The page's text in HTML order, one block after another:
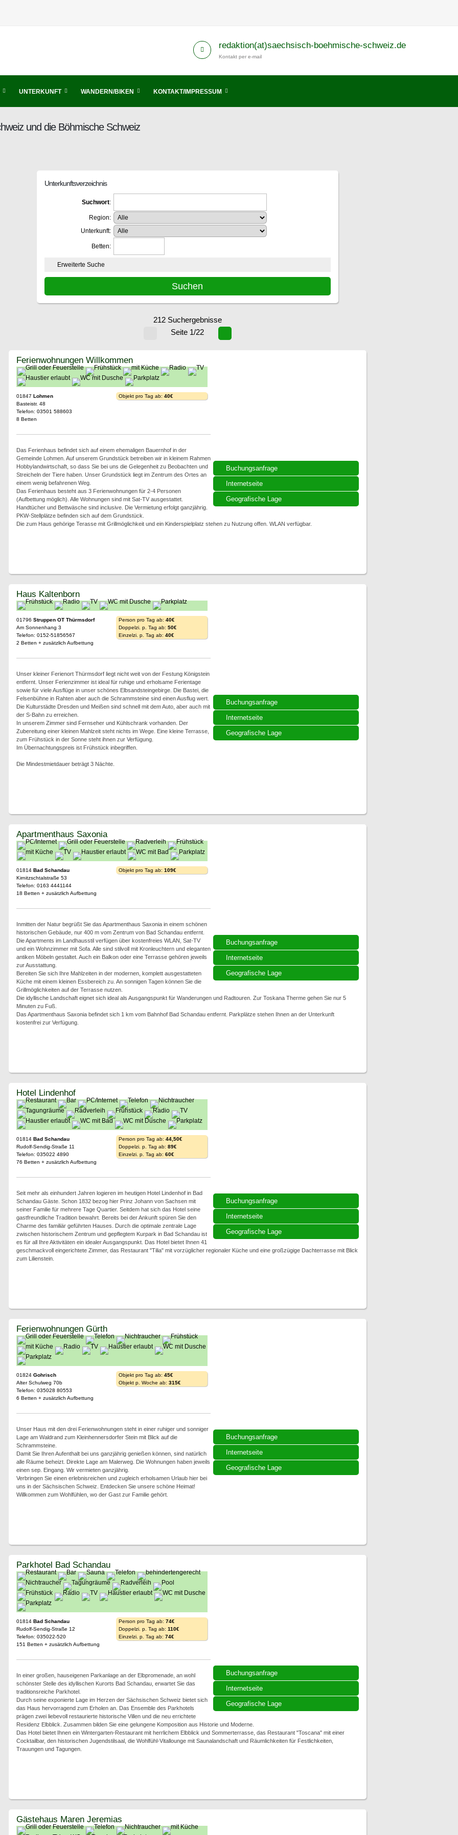
redaktion(at)saechsisch-boehmische-schweiz.de
Kontakt per e-mail
UNTERKUNFT WANDERN/BIKEN KONTAKT/IMPRESSUM
und die Böhmische Schweiz
Unterkunftsverzeichnis
Suchwort:
Region:
Unterkunft:
Betten:
Erweiterte Suche
212 Suchergebnisse
Seite 1/22
Buchungsanfrage
Internetseite
Geografische Lage
Ferienwohnungen Willkommen
01847 Lohmen
Basteistr. 48
Telefon: 03501 588603
8 Betten
Objekt pro Tag ab: 40€
Das Ferienhaus befindet sich auf einem ehemaligen Bauernhof in der
Gemeinde Lohmen. Auf unserem Grundstück betreiben wir in kleinem Rahmen
Hobbylandwirtschaft, so dass Sie bei uns die Gelegenheit zu Beobachten und
Streicheln der Tiere haben. Unser Grundstück liegt im Zentrum des Ortes an
einem wenig befahrenen Weg.
Das Ferienhaus besteht aus 3 Ferienwohnungen für 2-4 Personen
(Aufbettung möglich). Alle Wohnungen sind mit Sat-TV ausgestattet.
Handtücher und Bettwäsche sind inclusive. Die Vermietung erfolgt ganzjährig.
PKW-Stellplätze befinden sich auf dem Grundstück.
Die zum Haus gehörige Terasse mit Grillmöglichkeit und ein Kinderspielplatz stehen zu Nutzung offen. WLAN verfügbar.
Buchungsanfrage
Internetseite
Geografische Lage
Haus Kaltenborn
01796 Struppen OT Thürmsdorf
Am Sonnenhang 3
Telefon: 0152-51856567
2 Betten + zusätzlich Aufbettung
Person pro Tag ab: 40€
Doppelzi. p. Tag ab: 50€
Einzelzi. p. Tag ab: 40€
Unser kleiner Ferienort Thürmsdorf liegt nicht weit von der Festung Königstein
entfernt. Unser Ferienzimmer ist ideal für ruhige und erholsame Ferientage
sowie für viele Ausflüge in unser schönes Elbsandsteingebirge. Die Bastei, die
Felsenbühne in Rahten aber auch die Schrammsteine sind einen Ausflug wert.
Die Kulturstädte Dresden und Meißen sind schnell mit dem Auto, aber auch mit
der S-Bahn zu erreichen.
In unserem Zimmer sind Fernseher und Kühlschrank vorhanden. Der
Zubereitung einer kleinen Mahlzeit steht nichts im Wege. Eine kleine Terrasse,
zum Frühstück in der Sonne steht ihnen zur Verfügung.
Im Übernachtungspreis ist Frühstück inbegriffen.
Die Mindestmietdauer beträgt 3 Nächte.
Buchungsanfrage
Internetseite
Geografische Lage
Apartmenthaus Saxonia
01814 Bad Schandau
Kirnitzschtalstraße 53
Telefon: 0163 4441144
18 Betten + zusätzlich Aufbettung
Objekt pro Tag ab: 109€
Inmitten der Natur begrüßt Sie das Apartmenthaus Saxonia in einem schönen
historischen Gebäude, nur 400 m vom Zentrum von Bad Schandau entfernt.
Die Apartments im Landhausstil verfügen über kostenfreies WLAN, Sat-TV
und ein Wohnzimmer mit Sofa. Alle sind stilvoll mit Kronleuchtern und eleganten
antiken Möbeln gestaltet. Auch ein Balkon oder eine Terrasse gehören jeweils
zur Ausstattung.
Bereiten Sie sich Ihre Mahlzeiten in der modernen, komplett ausgestatteten
Küche mit einem kleinen Essbereich zu. An sonnigen Tagen können Sie die
Grillmöglichkeiten auf der Terrasse nutzen.
Die idyllische Landschaft eignet sich ideal als Ausgangspunkt für Wanderungen und Radtouren. Zur Toskana Therme gehen Sie nur 5
Minuten zu Fuß.
Das Apartmenthaus Saxonia befindet sich 1 km vom Bahnhof Bad Schandau entfernt. Parkplätze stehen Ihnen an der Unterkunft
kostenfrei zur Verfügung.
Buchungsanfrage
Internetseite
Geografische Lage
Hotel Lindenhof
01814 Bad Schandau
Rudolf-Sendig-Straße 11
Telefon: 035022 4890
76 Betten + zusätzlich Aufbettung
Person pro Tag ab: 44,50€
Doppelzi. p. Tag ab: 89€
Einzelzi. p. Tag ab: 60€
Seit mehr als einhundert Jahren logieren im heutigen Hotel Lindenhof in Bad
Schandau Gäste. Schon 1832 bezog hier Prinz Johann von Sachsen mit
seiner Familie für mehrere Tage Quartier. Seitdem hat sich das Hotel seine
gastfreundliche Tradition bewahrt. Bereits bei der Ankunft spüren Sie den
Charme des familiär geführten Hauses. Durch die optimale zentrale Lage
zwischen historischem Zentrum und gepflegtem Kurpark in Bad Schandau ist
es für all Ihre Aktivitäten ein idealer Ausgangspunkt. Das Hotel bietet Ihnen 41
geschmackvoll eingerichtete Zimmer, das Restaurant "Tilia" mit vorzüglicher regionaler Küche und eine großzügige Dachterrasse mit Blick
zum Lilienstein.
Buchungsanfrage
Internetseite
Geografische Lage
Ferienwohnungen Gürth
01824 Gohrisch
Alter Schulweg 70b
Telefon: 035028 80553
6 Betten + zusätzlich Aufbettung
Objekt pro Tag ab: 45€
Objekt p. Woche ab: 315€
Unser Haus mit den drei Ferienwohnungen steht in einer ruhiger und sonniger
Lage am Waldrand zum Kleinhennersdorfer Stein mit Blick auf die
Schrammsteine.
Damit Sie Ihren Aufenthalt bei uns ganzjährig genießen können, sind natürlich
alle Räume beheizt. Direkte Lage am Malerweg. Die Wohnungen haben jeweils
einen sep. Eingang. Wir vermieten ganzjährig.
Verbringen Sie einen erlebnisreichen und zugleich erholsamen Urlaub hier bei
uns in der Sächsischen Schweiz. Entdecken Sie unsere schöne Heimat!
Willkommen zum Wohlfühlen, wo der Gast zur Familie gehört.
Buchungsanfrage
Internetseite
Geografische Lage
Parkhotel Bad Schandau
01814 Bad Schandau
Rudolf-Sendig-Straße 12
Telefon: 035022-520
151 Betten + zusätzlich Aufbettung
Person pro Tag ab: 74€
Doppelzi. p. Tag ab: 110€
Einzelzi. p. Tag ab: 74€
In einer großen, hauseigenen Parkanlage an der Elbpromenade, an wohl
schönster Stelle des idyllischen Kurorts Bad Schandau, erwartet Sie das
traditionsreiche Parkhotel.
Durch seine exponierte Lage im Herzen der Sächsischen Schweiz bietet sich
das Haus hervorragend zum Erholen an. Das Ensemble des Parkhotels
prägen zwei liebevoll restaurierte historische Villen und die neu errichtete
Residenz Elbblick. Zusammen bilden Sie eine gelungene Komposition aus Historie und Moderne.
Das Hotel bietet Ihnen ein Wintergarten-Restaurant mit herrlichem Elbblick und Sommerterrasse, das Restaurant "Toscana" mit einer
Cocktailbar, den historischen Jugendstilsaal, die Wohlfühl-Vitallounge mit Saunalandschaft und Räumlichkeiten für Festlichkeiten,
Trauungen und Tagungen.
Gästehaus Maren Jeremias